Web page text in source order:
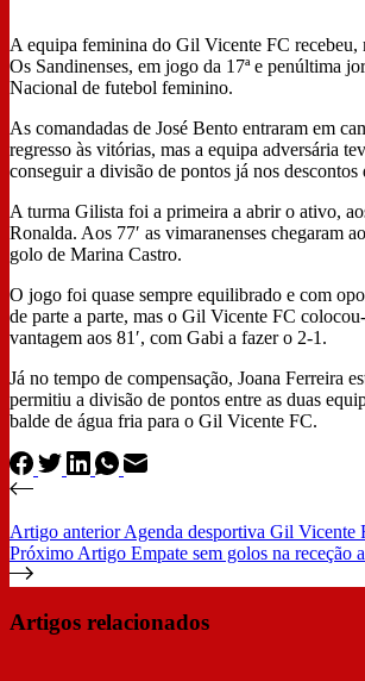
A equipa feminina do Gil Vicente FC recebeu,
Os Sandinenses, em jogo da 17ª e penúltima
Nacional de futebol feminino.
As comandadas de José Bento entraram em
regresso às vitórias, mas a equipa adversária
conseguir a divisão de pontos já nos descontos
A turma Gilista foi a primeira a abrir o ativo,
Ronalda. Aos 77′ as vimaranenses chegaram
golo de Marina Castro.
O jogo foi quase sempre equilibrado e com
de parte a parte, mas o Gil Vicente FC
vantagem aos 81′, com Gabi a fazer o 2-1.
Já no tempo de compensação, Joana Ferreira
permitiu a divisão de pontos entre as duas
balde de água fria para o Gil Vicente FC.
Artigo anteriorAgenda desportiva Gil Vicente
Próximo Artigo Empate sem golos na receção
Artigos relacionados